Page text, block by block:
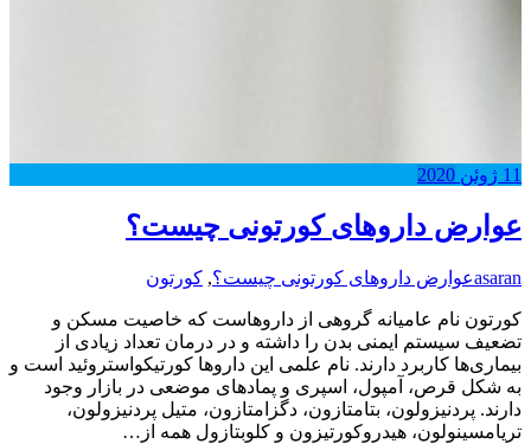
11 ژوئن 2020
عوارض داروهای کورتونی چیست؟
asaranعوارض داروهای کورتونی چیست؟, کورتون
کورتون نام عامیانه گروهی از داروهاست که خاصیت مسکن و
تضعیف سیستم ایمنی بدن را داشته و در درمان تعداد زیادی از
بیماری‌ها کاربرد دارند. نام علمی این داروها کورتیکواستروئید است و
به شکل قرص، آمپول، اسپری و پمادهای موضعی در بازار وجود
دارند. پردنیزولون، بتامتازون، دگزامتازون، متیل پردنیزولون،
تریامسینولون، هیدروکورتیزون و کلوبتازول همه از…